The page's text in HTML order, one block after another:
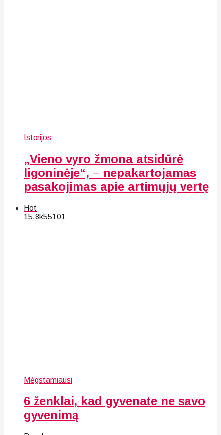
Istorijos
„Vieno vyro žmona atsidūrė
ligoninėje“, – nepakartojamas
pasakojimas apie artimųjų vertę
Hot
15.8k55101
Mėgstamiausi
6 ženklai, kad gyvenate ne savo
gyvenimą